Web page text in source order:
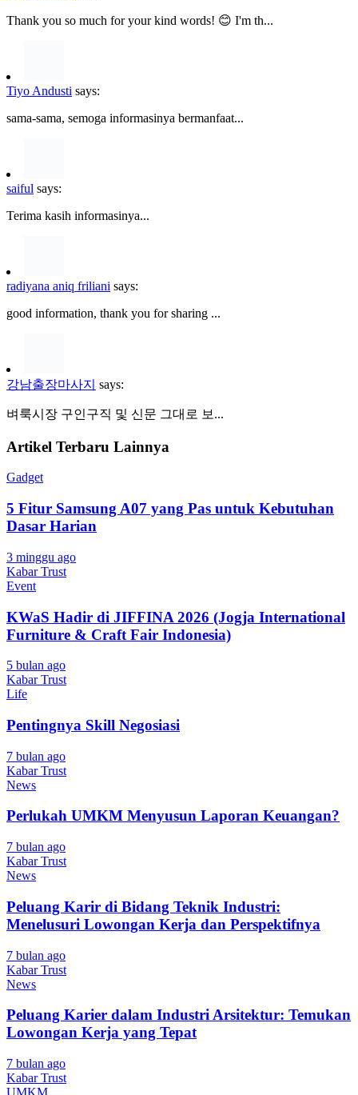
Thank you so much for your kind words! 😊 I'm th...
Tiyo Andusti says:
sama-sama, semoga informasinya bermanfaat...
saiful says:
Terima kasih informasinya...
radiyana aniq friliani says:
good information, thank you for sharing ...
강남출장마사지 says:
벼룩시장 구인구직 및 신문 그대로 보...
Artikel Terbaru Lainnya
Gadget
5 Fitur Samsung A07 yang Pas untuk Kebutuhan
Dasar Harian
3 minggu ago
Kabar Trust
Event
KWaS Hadir di JIFFINA 2026 (Jogja International
Furniture & Craft Fair Indonesia)
5 bulan ago
Kabar Trust
Life
Pentingnya Skill Negosiasi
7 bulan ago
Kabar Trust
News
Perlukah UMKM Menyusun Laporan Keuangan?
7 bulan ago
Kabar Trust
News
Peluang Karir di Bidang Teknik Industri:
Menelusuri Lowongan Kerja dan Perspektifnya
7 bulan ago
Kabar Trust
News
Peluang Karier dalam Industri Arsitektur: Temukan
Lowongan Kerja yang Tepat
7 bulan ago
Kabar Trust
UMKM